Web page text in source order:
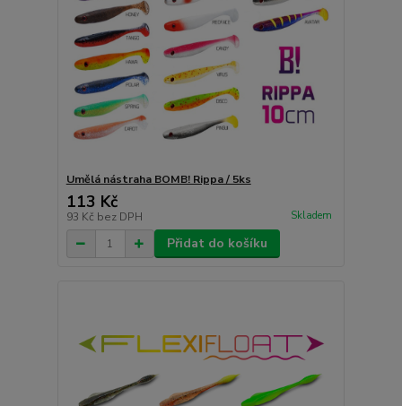
Umělá nástraha BOMB! Rippa / 5ks
113 Kč
93 Kč bez DPH Skladem
Přidat do košíku